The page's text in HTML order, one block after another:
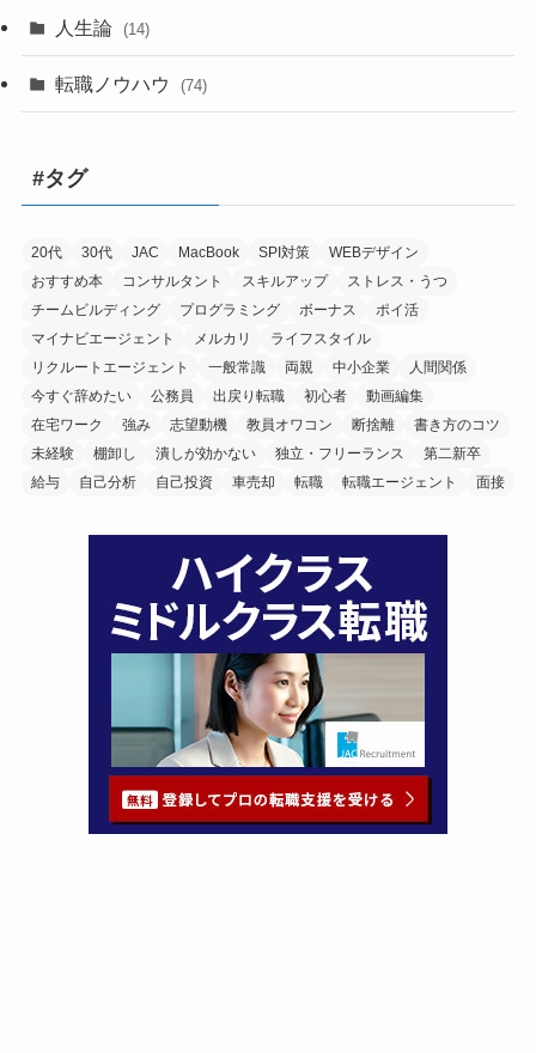
人生論 (14)
転職ノウハウ (74)
#タグ
20代 30代 JAC MacBook SPI対策
WEBデザイン
おすすめ本
コンサルタント スキルアップ
ストレス・うつ
チームビルディング
プログラミング ボーナス
ポイ活
マイナビエージェント
メルカリ
ライフスタイル
リクルートエージェント
一般常識 両親 中小企業
人間関係
今すぐ辞めたい
公務員 出戻り転職 初心者
動画編集
在宅ワーク
強み 志望動機 教員オワコン 断捨離
書き方のコツ
未経験
棚卸し 潰しが効かない 独立・フリーランス
第二新卒
給与
自己分析 自己投資 車売却 転職 転職エージェント 面接